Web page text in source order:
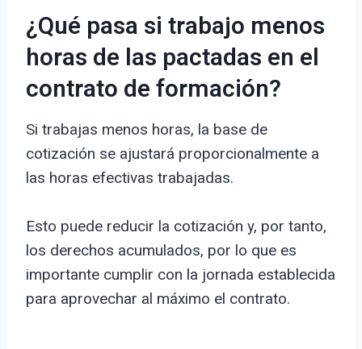
¿Qué pasa si trabajo menos
horas de las pactadas en el
contrato de formación?
Si trabajas menos horas, la base de
cotización se ajustará proporcionalmente a
las horas efectivas trabajadas.
Esto puede reducir la cotización y, por tanto,
los derechos acumulados, por lo que es
importante cumplir con la jornada establecida
para aprovechar al máximo el contrato.